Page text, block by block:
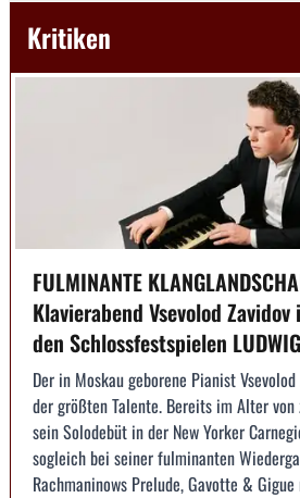
Kritiken
FULMINANTE
Klavierabend Vsevolod
den Schlossfestspielen
Der in Moskau geborene Pianist
der größten Talente. Bereits im Alter
sein Solodebüt in der New Yorker
sogleich bei seiner fulminanten
Rachmaninows Prelude, Gavotte & Gigue